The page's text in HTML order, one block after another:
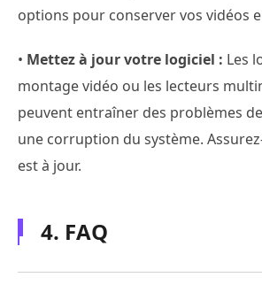
options pour conserver vos vidéos
• Mettez à jour votre logiciel : Les
montage vidéo ou les lecteurs
peuvent entraîner des problèmes
une corruption du système.
est à jour.
4. FAQ